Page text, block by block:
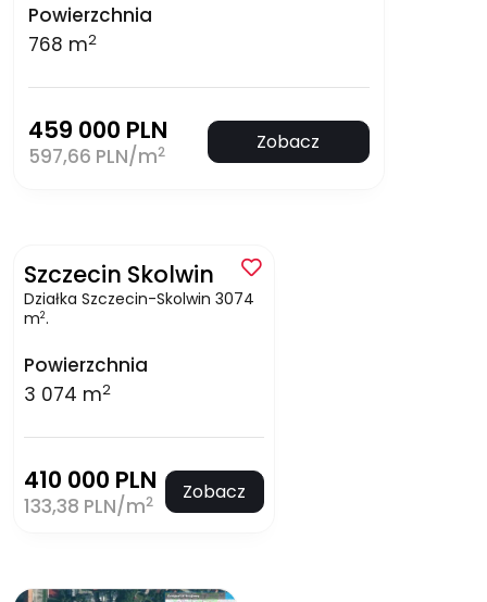
Powierzchnia
768 m2
459 000 PLN
597,66 PLN/m2 Zobacz
Szczecin Skolwin
Działka Szczecin-Skolwin 3074
m2.
Powierzchnia
3 074 m2
410 000 PLN
133,38 PLN/m2 Zobacz